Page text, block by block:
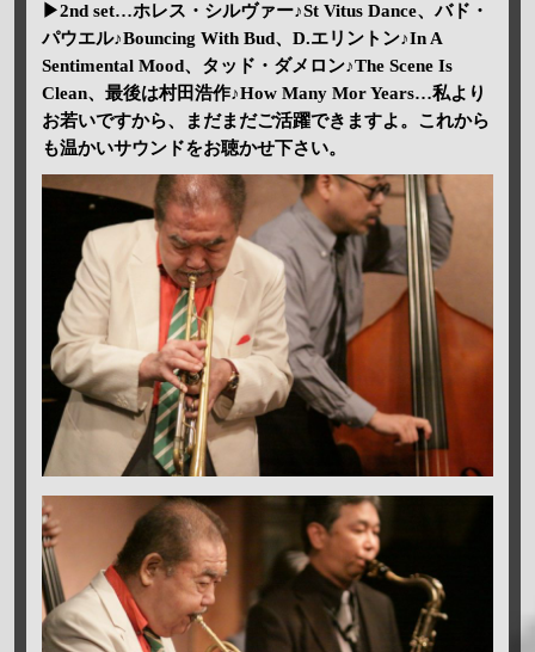
▶2nd set…ホレス・シルヴァー♪St Vitus Dance、バド・
パウエル♪Bouncing With Bud、D.エリントン♪In A
Sentimental Mood、タッド・ダメロン♪The Scene Is
Clean、最後は村田浩作♪How Many Mor Years…私より
お若いですから、まだまだご活躍できますよ。これから
も温かいサウンドをお聴かせ下さい。